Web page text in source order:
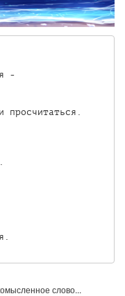
-
просчитаться.
слово...